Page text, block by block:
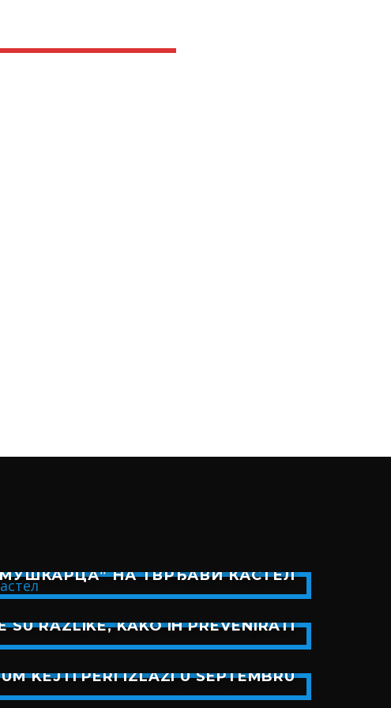
НА ТВРЂАВИ КАСТЕЛ
SU RAZLIKE, KAKO IH PREVENIRATI
KEJTI PERI IZLAZI U SEPTEMBRU